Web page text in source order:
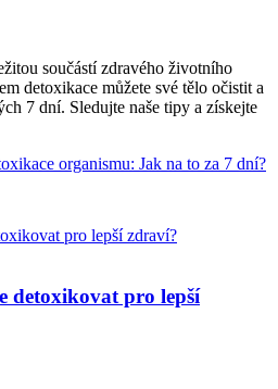
součástí zdravého životního
detoxikace můžete své tělo očistit a
7 dní. Sledujte naše tipy a získejte
organismu: Jak na to za 7 dní?
detoxikovat pro lepší